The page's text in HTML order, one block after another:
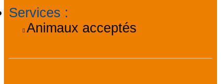
Services :
Animaux acceptés